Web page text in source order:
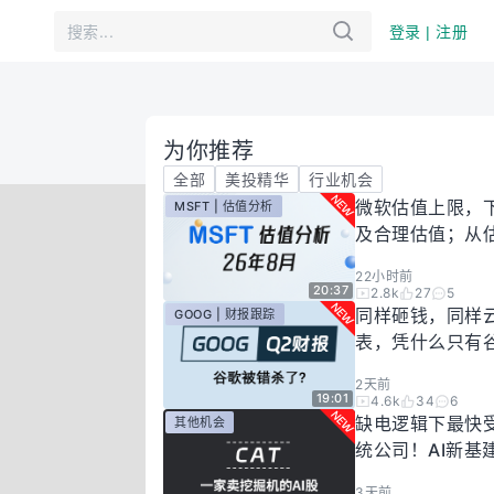
为你推荐
全部 美投精华 行业机会
20:37
MSFT | 估值分析
微软估值上限，
及合理估值；从
年8月
22小时前
2.8k
27 5
19:01
GOOG | 财报跟踪
同样砸钱，同样
表，凭什么只有
你谷歌真正的投
有多高！
2天前
4.6k
34 6
其他机会
缺电逻辑下最快
统公司！AI新基
登录 | 注册